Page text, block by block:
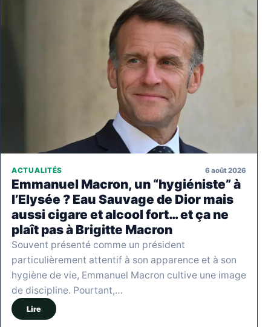
ACTUALITÉS 6 août 2026
Emmanuel Macron, un “hygiéniste” à
l’Elysée ? Eau Sauvage de Dior mais
aussi cigare et alcool fort… et ça ne
plaît pas à Brigitte Macron
Souvent présenté comme un président
particulièrement attentif à son apparence et à son
hygiène de vie, Emmanuel Macron cultive une image
de discipline. Pourtant,…
Lire